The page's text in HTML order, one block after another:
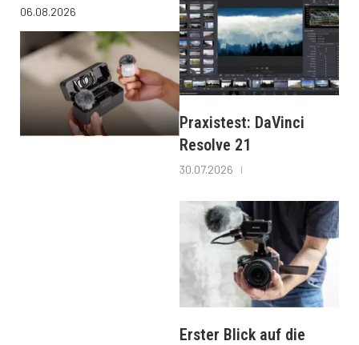
06.08.2026
Praxistest: DaVinci
Resolve 21
30.07.2026
Erster Blick auf die